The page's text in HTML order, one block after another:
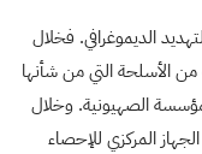
الديموغرافي. فخلال
من الأسلحة التي من شأنها
الصهيونية. وخلال
ديسمبر من سنة 2016، أعلن الجهاز المركزي للإحصاء